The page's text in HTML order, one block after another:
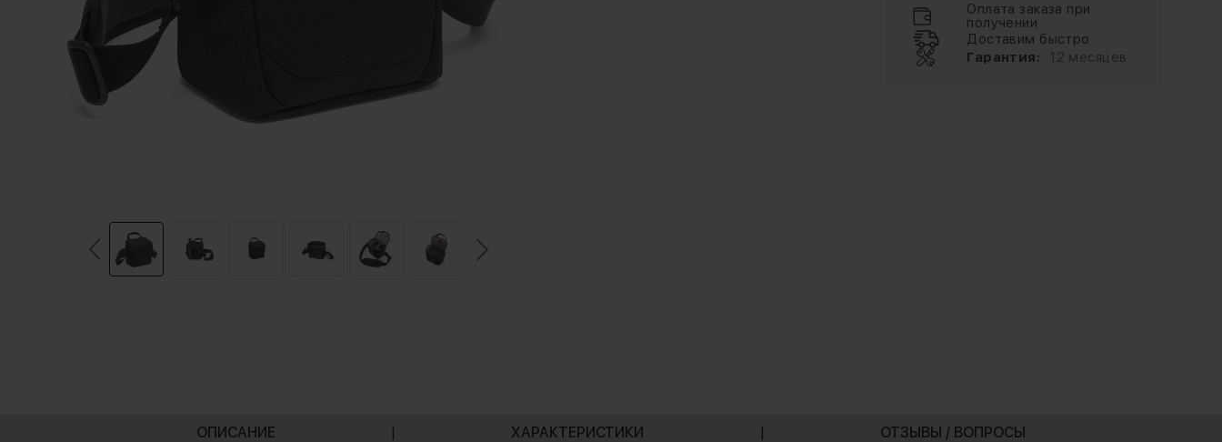
Оплата заказа при
получении
Доставим быстро
Гарантия:
12 месяцев
ОПИСАНИЕ | ХАРАКТЕРИСТИКИ | ОТЗЫВЫ / ВОПРОСЫ